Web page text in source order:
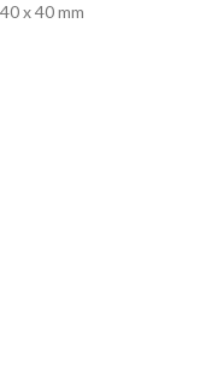
x 40 mm